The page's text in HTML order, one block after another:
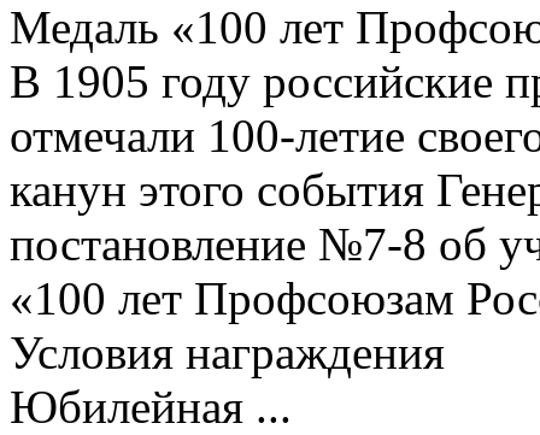
Медаль «100 лет
В 1905 году российские
отмечали 100-летие
канун этого события
постановление №7-8 об
«100 лет Профсоюзам
Условия награждения
Юбилейная ...